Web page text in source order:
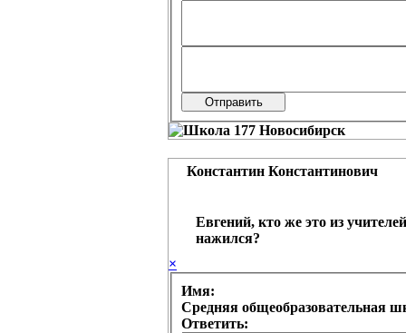
Константин Константинович
Евгений, кто же это из
нажился?
×
Имя:
Средняя общеобразовательная
Ответить: